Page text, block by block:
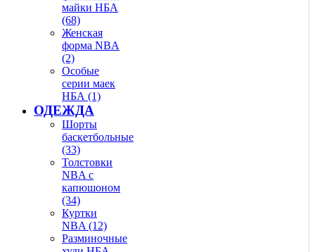
майки НБА
(68)
Женская
форма NBA
(2)
Особые
серии маек
НБА (1)
ОДЕЖДА
Шорты
баскетбольные
(33)
Толстовки
NBA с
капюшоном
(34)
Куртки
NBA (12)
Разминочные